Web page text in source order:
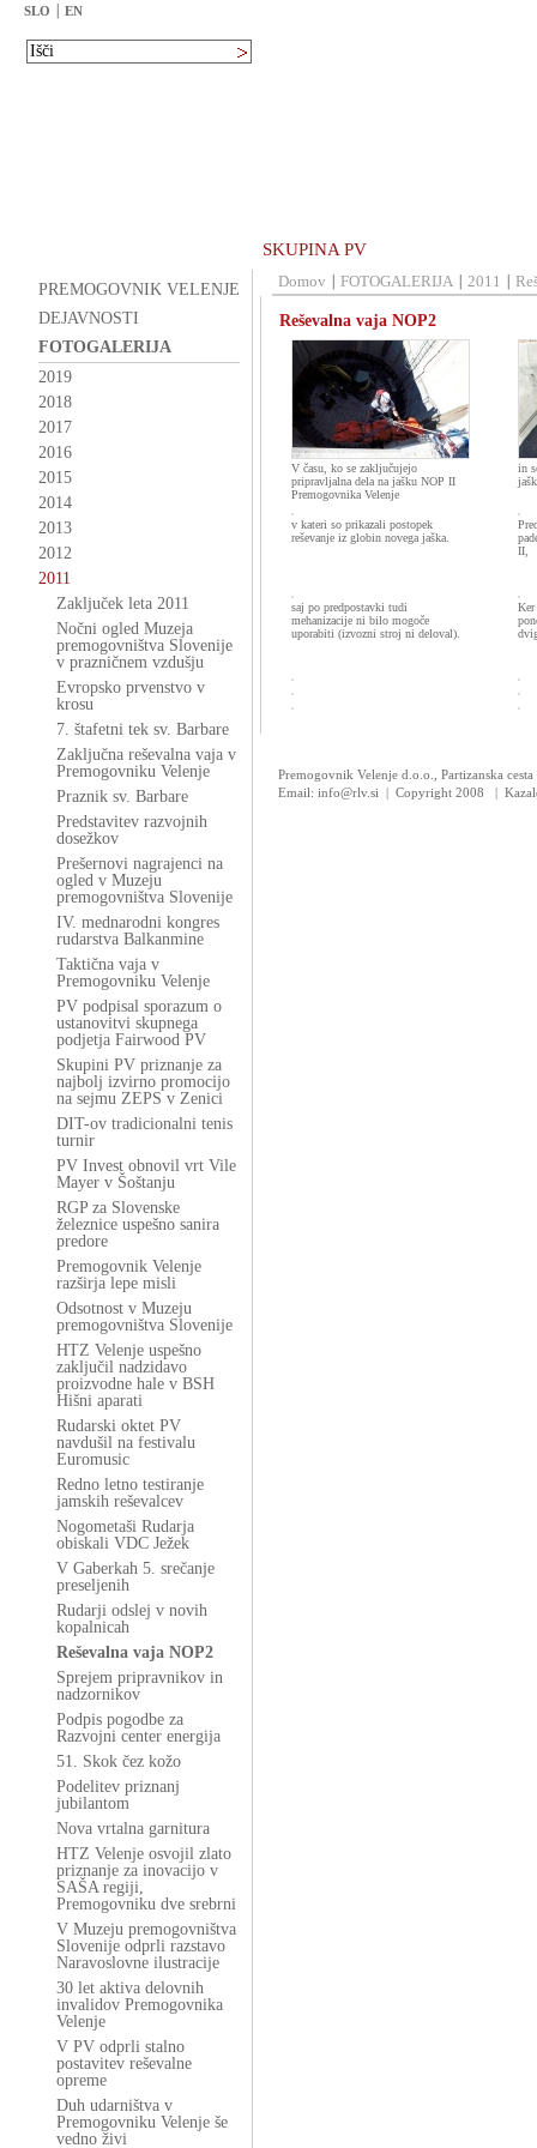
SLO EN
SKUPINA PV
PREMOGOVNIK VELENJE
DEJAVNOSTI
FOTOGALERIJA
2019
2018
2017
2016
2015
2014
2013
2012
2011
Zaključek leta 2011
Nočni ogled Muzeja
premogovništva Slovenije
v prazničnem vzdušju
Evropsko prvenstvo v
krosu
7. štafetni tek sv. Barbare
Zaključna reševalna vaja v
Premogovniku Velenje
Praznik sv. Barbare
Predstavitev razvojnih
dosežkov
Prešernovi nagrajenci na
ogled v Muzeju
premogovništva Slovenije
IV. mednarodni kongres
rudarstva Balkanmine
Taktična vaja v
Premogovniku Velenje
PV podpisal sporazum o
ustanovitvi skupnega
podjetja Fairwood PV
Skupini PV priznanje za
najbolj izvirno promocijo
na sejmu ZEPS v Zenici
DIT-ov tradicionalni tenis
turnir
PV Invest obnovil vrt Vile
Mayer v Šoštanju
RGP za Slovenske
železnice uspešno sanira
predore
Premogovnik Velenje
razširja lepe misli
Odsotnost v Muzeju
premogovništva Slovenije
HTZ Velenje uspešno
zaključil nadzidavo
proizvodne hale v BSH
Hišni aparati
Rudarski oktet PV
navdušil na festivalu
Euromusic
Redno letno testiranje
jamskih reševalcev
Nogometaši Rudarja
obiskali VDC Ježek
V Gaberkah 5. srečanje
preseljenih
Rudarji odslej v novih
kopalnicah
Reševalna vaja NOP2
Sprejem pripravnikov in
nadzornikov
Podpis pogodbe za
Razvojni center energija
51. Skok čez kožo
Podelitev priznanj
jubilantom
Nova vrtalna garnitura
HTZ Velenje osvojil zlato
priznanje za inovacijo v
SAŠA regiji,
Premogovniku dve srebrni
V Muzeju premogovništva
Slovenije odprli razstavo
Naravoslovne ilustracije
30 let aktiva delovnih
invalidov Premogovnika
Velenje
V PV odprli stalno
postavitev reševalne
opreme
Duh udarništva v
Premogovniku Velenje še
vedno živi
Domov FOTOGALERIJA 2011
Reševalna vaja NOP2
V času, ko se zaključujejo
pripravljalna dela na jašku NOP II
Premogovnika Velenje
in
v kateri so prikazali postopek
reševanje iz globin novega jaška.
II,
saj po predpostavki tudi
mehanizacije ni bilo mogoče
uporabiti (izvozni stroj ni deloval).
Ker
Premogovnik Velenje d.o.o., Partizanska
Email: info@rlv.si | Copyright 2008
|